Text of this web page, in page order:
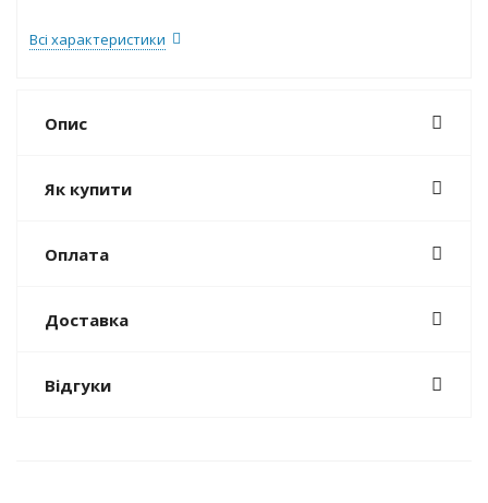
Всі характеристики
Опис
Як купити
Оплата
Доставка
Відгуки